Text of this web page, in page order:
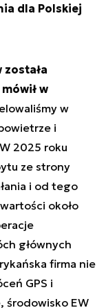
dla Polskiej
została
w
w
i
2025 roku
ze strony
i od tego
około
głównych
firma nie
GPS i
środowisko EW